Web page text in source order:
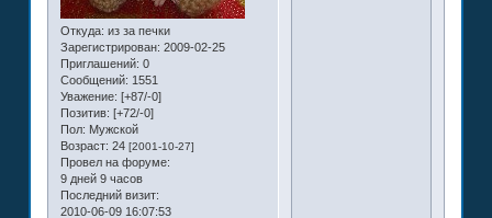
Откуда: из за печки
Зарегистрирован: 2009-02-25
Приглашений: 0
Сообщений: 1551
Уважение: [+87/-0]
Позитив: [+72/-0]
Пол: Мужской
Возраст: 24 [2001-10-27]
Провел на форуме:
9 дней 9 часов
Последний визит:
2010-06-09 16:07:53